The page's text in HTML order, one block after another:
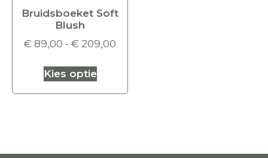
Bruidsboeket Soft
Blush
€ 89,00 - € 209,00
Kies optie